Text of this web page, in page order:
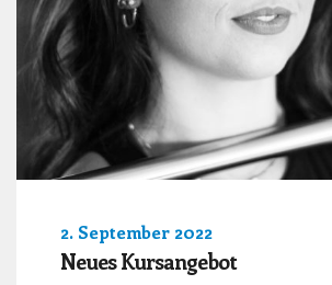
2. September 2022
Neues Kursangebot